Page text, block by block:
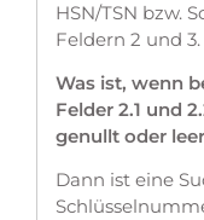
HSN/TSN bzw.
Feldern 2 und 3.
Was ist, wenn
Felder 2.1 und
genullt oder
Dann ist eine